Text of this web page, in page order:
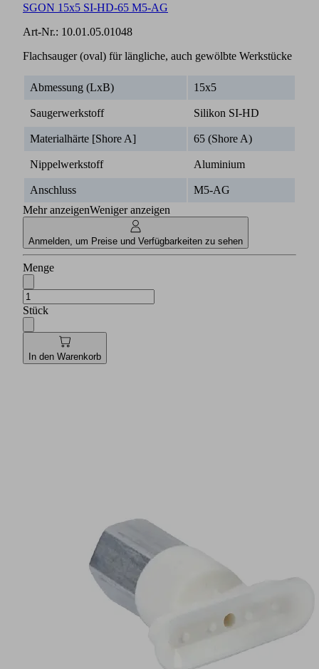
SGON 15x5 SI-HD-65 M5-AG
Art-Nr.: 10.01.05.01048
Flachsauger (oval) für längliche, auch gewölbte Werkstücke
Abmessung (LxB) 15x5
Saugerwerkstoff Silikon SI-HD
Materialhärte [Shore A] 65 (Shore A)
Nippelwerkstoff Aluminium
Anschluss
M5-AG
Mehr anzeigenWeniger anzeigen
Anmelden, um Preise und Verfügbarkeiten zu sehen
Menge
Stück
In den Warenkorb